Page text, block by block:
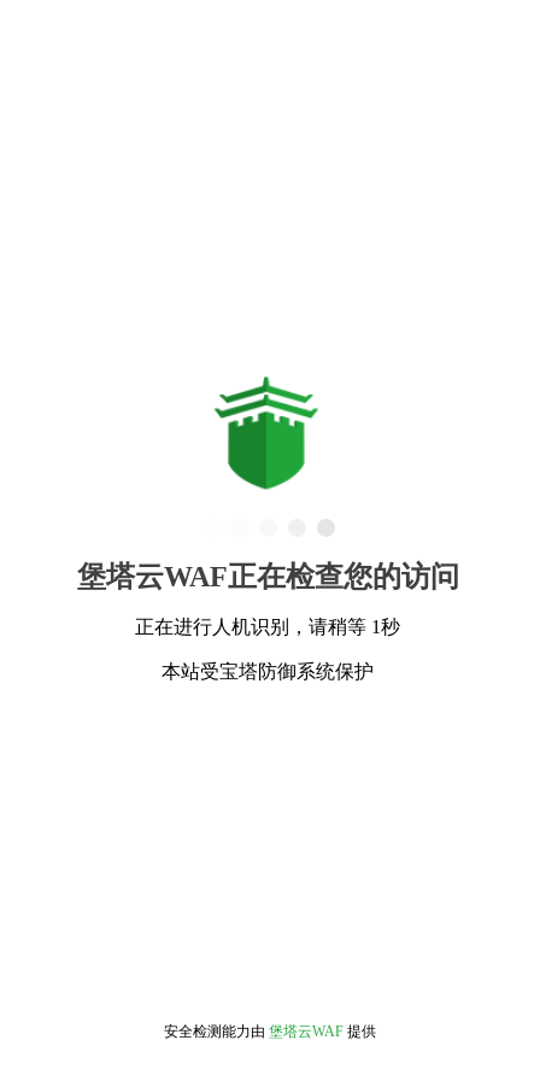
堡塔云WAF正在检查您的访问
正在进行人机识别，请稍等 1秒
本站受宝塔防御系统保护
安全检测能力由 堡塔云WAF 提供